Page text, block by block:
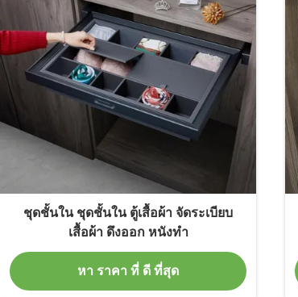
ชุดชั้นใน ชุดชั้นใน ตู้เสื้อผ้า จัดระเบียบ
เสื้อผ้า ดึงออก หนังทำ
หา ราคา ที่ ดี ที่สุด